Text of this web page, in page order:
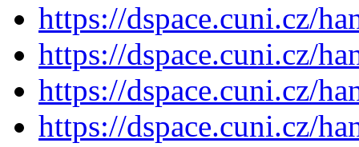
https://dspace.cuni.cz/
https://dspace.cuni.cz/
https://dspace.cuni.cz/
https://dspace.cuni.cz/